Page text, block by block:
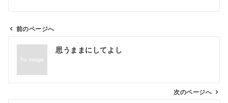
前のページへ
思うままにしてよし
次のページへ